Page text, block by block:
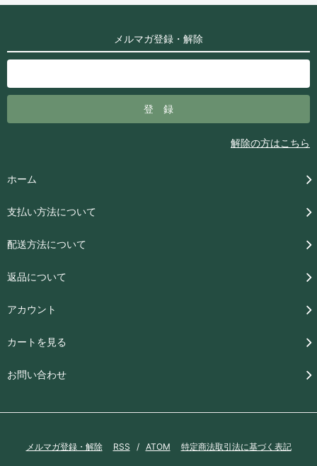
メルマガ登録・解除
解除の方はこちら
ホーム
支払い方法について
配送方法について
返品について
アカウント
カートを見る
お問い合わせ
メルマガ登録・解除 RSS / ATOM 特定商法取引法に基づく表記